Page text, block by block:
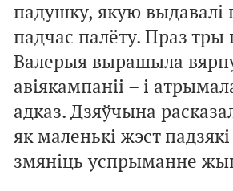
падушку, якую
падчас палёту. Праз тры
Валерыя вырашыла
авіякампаніі – і
адказ. Дзяўчына
як маленькі жэст
змяніць успрыманне